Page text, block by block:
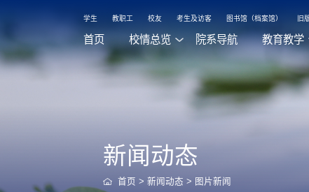
学生 教职工 校友 考生及访客 图书馆（档案馆） 旧
首页 校情总览 院系导航 教育教学
新闻动态
首页 > 新闻动态 > 图片新闻